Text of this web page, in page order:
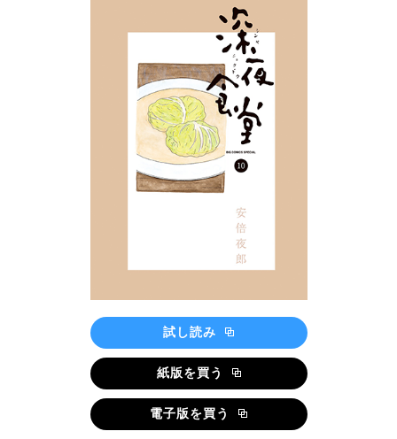
試し読み
紙版を買う
電子版を買う